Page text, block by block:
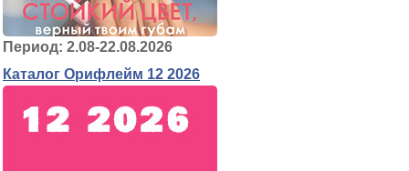
Период: 2.08-22.08.2026
Каталог Орифлейм 12 2026